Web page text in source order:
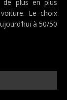
de plus en plus
Le choix
à 50/50